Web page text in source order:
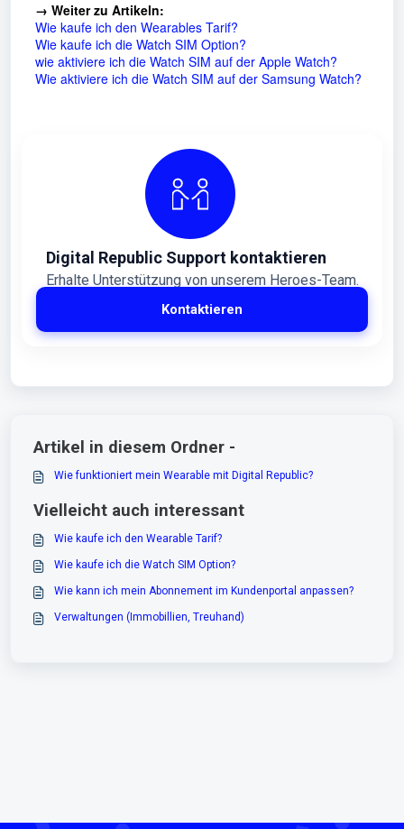
→ Weiter zu Artikeln:
Wie kaufe ich den Wearables Tarif?
Wie kaufe ich die Watch SIM Option?
wie aktiviere ich die Watch SIM auf der Apple Watch?
Wie aktiviere ich die Watch SIM auf der Samsung Watch?
Digital Republic Support kontaktieren
Erhalte Unterstützung von unserem Heroes-Team.
Kontaktieren
Artikel in diesem Ordner -
Wie funktioniert mein Wearable mit Digital Republic?
Vielleicht auch interessant
Wie kaufe ich den Wearable Tarif?
Wie kaufe ich die Watch SIM Option?
Wie kann ich mein Abonnement im Kundenportal anpassen?
Verwaltungen (Immobillien, Treuhand)